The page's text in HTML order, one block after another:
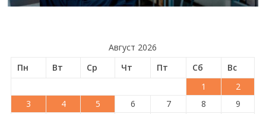
Август 2026
Пн
Вт Ср Чт Пт Сб
Вс
1
2
3
4 5 6 7 8
9